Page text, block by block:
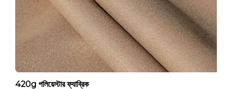
420g পলিয়েস্টার ফ্যাব্রিক